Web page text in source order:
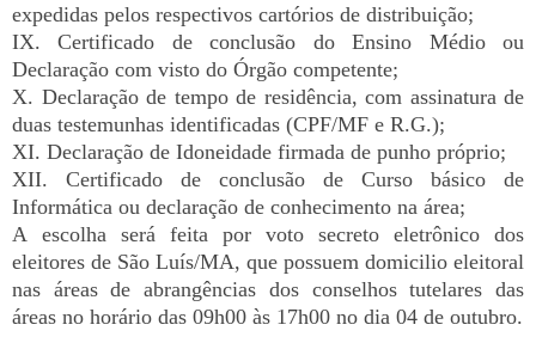
expedidas pelos respectivos cartórios de distribuição;
IX. Certificado de conclusão do Ensino Médio ou
Declaração com visto do Órgão competente;
X. Declaração de tempo de residência, com assinatura de
duas testemunhas identificadas (CPF/MF e R.G.);
XI. Declaração de Idoneidade firmada de punho próprio;
XII. Certificado de conclusão de Curso básico de
Informática ou declaração de conhecimento na área;
A escolha será feita por voto secreto eletrônico dos
eleitores de São Luís/MA, que possuem domicilio eleitoral
nas áreas de abrangências dos conselhos tutelares das
áreas no horário das 09h00 às 17h00 no dia 04 de outubro.